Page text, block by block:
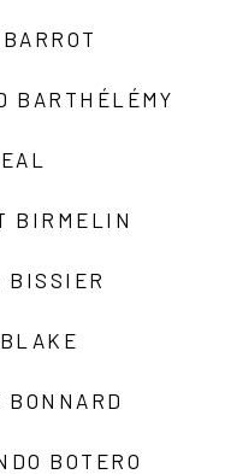
BARTHÉLÉMY
BIRMELIN
BONNARD
BOTERO